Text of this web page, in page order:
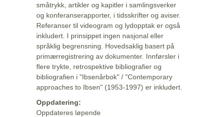
småtrykk, artikler og kapitler i samlingsverker
og konferanserapporter, i tidsskrifter og aviser.
Referanser til videogram og lydopptak er også
inkludert. I prinsippet ingen nasjonal eller
språklig begrensning. Hovedsaklig basert på
primærregistrering av dokumenter. Innførsler i
flere trykte, retrospektive bibliografier og
bibliografien i "Ibsenårbok" / "Contemporary
approaches to Ibsen" (1953-1997) er inkludert.
Oppdatering:
Oppdateres løpende